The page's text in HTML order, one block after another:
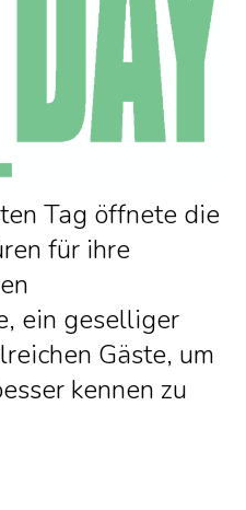
Tag öffnete die
für ihre
ein geselliger
Gäste, um
kennen zu